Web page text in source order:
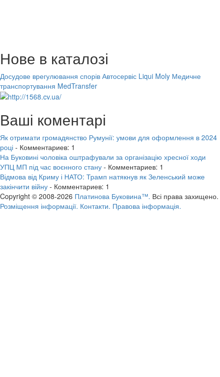
Нове в каталозі
Досудове врегулювання спорів Автосервіс Liqui Moly Медичне
транспортування MedTransfer
Ваші коментарі
Як отримати громадянство Румунії: умови для оформлення в 2024
році - Комментариев: 1
На Буковині чоловіка оштрафували за організацію хресної ходи
УПЦ МП під час воєнного стану - Комментариев: 1
Відмова від Криму і НАТО: Трамп натякнув як Зеленський може
закінчити війну - Комментариев: 1
Copyright © 2008-2026 Платинова Буковина™. Всі права захищено.
Розміщення інформації. Контакти. Правова інформація.